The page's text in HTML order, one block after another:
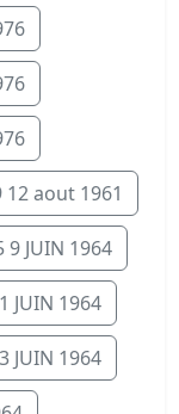
12 aout 1961
9 JUIN 1964
JUIN 1964
JUIN 1964